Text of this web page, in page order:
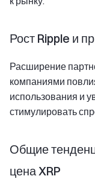
Рост Ripple и
Расширение
компаниями
использования и
стимулировать
Общие
цена XRP